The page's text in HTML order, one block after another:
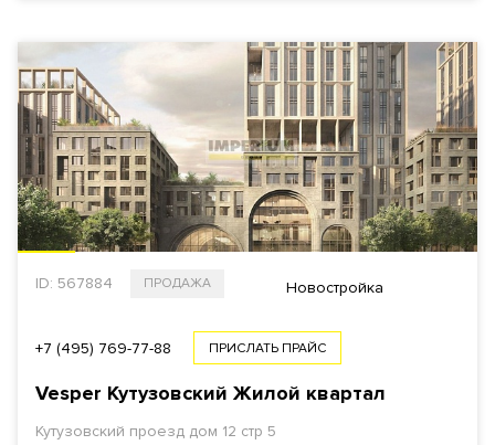
ID: 567884 ПРОДАЖА Новостройка
+7 (495) 769-77-88 ПРИСЛАТЬ ПРАЙС
Vesper Кутузовский Жилой квартал
Кутузовский проезд дом 12 стр 5